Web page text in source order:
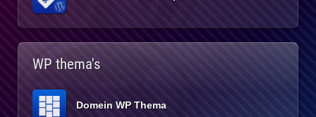
WP thema's
Domein WP Thema